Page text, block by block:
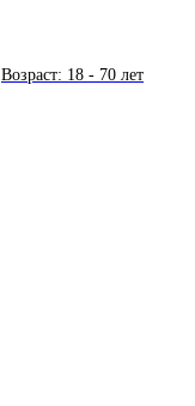
Возраст: 18 - 70 лет